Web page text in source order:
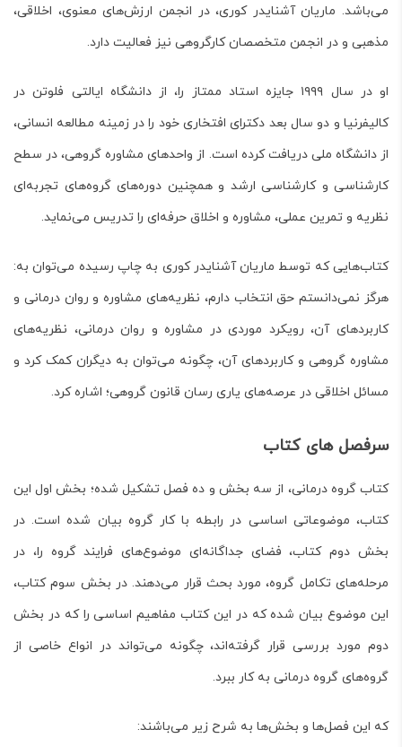
می‌باشد. ماریان آشنایدر کوری، در انجمن ارزش‌های معنوی، اخلاقی،
مذهبی و در انجمن متخصصان کارگروهی نیز فعالیت دارد.
او در سال ۱۹۹۹ جایزه استاد ممتاز را، از دانشگاه ایالتی فلوتن در
کالیفرنیا و دو سال بعد دکترای افتخاری خود را در زمینه مطالعه انسانی،
از دانشگاه ملی دریافت کرده است. از واحدهای مشاوره گروهی، در سطح
کارشناسی و کارشناسی ارشد و همچنین دوره‌های گروه‌های تجربه‌ای
نظریه و تمرین عملی، مشاوره و اخلاق حرفه‌ای را تدریس می‌نماید.
کتاب‌هایی که توسط ماریان آشنایدر کوری به چاپ رسیده می‌توان به:
هرگز نمی‌دانستم حق انتخاب دارم، نظریه‌های مشاوره و روان درمانی و
کاربردهای آن، رویکرد موردی در مشاوره و روان درمانی، نظریه‌های
مشاوره گروهی و کاربردهای آن، چگونه می‌توان به دیگران کمک کرد و
مسائل اخلاقی در عرصه‌های یاری رسان قانون گروهی؛ اشاره کرد.
سرفصل‌ های کتاب
کتابگروه درمانی، از سه بخش و ده فصل تشکیل شده؛ بخش اول این
کتاب، موضوعاتی اساسی در رابطه با کار گروه بیان شده است. در
بخش دوم کتاب، فضای جداگانه‌ای موضوع‌های فرایند گروه را، در
مرحله‌های تکامل گروه، مورد بحث قرار می‌دهند. در بخش سوم کتاب،
این موضوع بیان شده که در این کتاب مفاهیم اساسی را که در بخش
دوم مورد بررسی قرار گرفته‌اند، چگونه می‌تواند در انواع خاصی از
گروه‌های گروه درمانی به کار ببرد.
که این فصل‌ها و بخش‌ها به شرح زیر می‌باشند: